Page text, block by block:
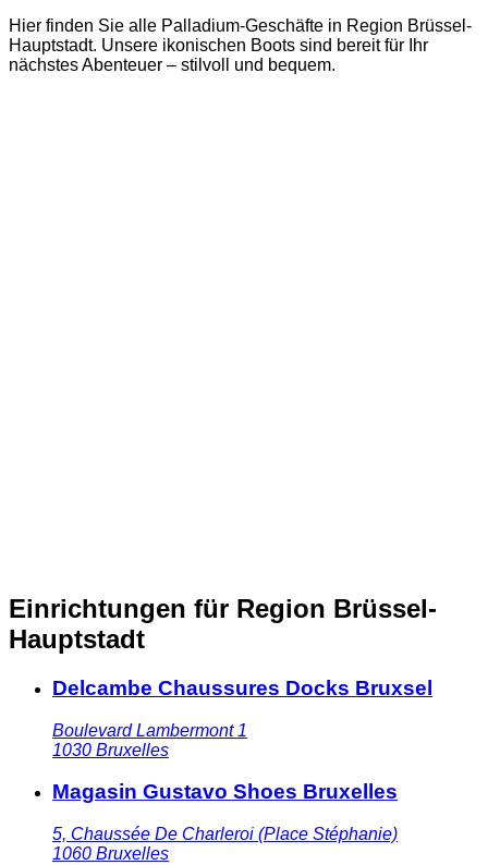
Hier finden Sie alle Palladium-Geschäfte in Region Brüssel-
Hauptstadt. Unsere ikonischen Boots sind bereit für Ihr
nächstes Abenteuer – stilvoll und bequem.
Einrichtungen für Region Brüssel-
Hauptstadt
Delcambe Chaussures Docks Bruxsel
Boulevard Lambermont 1
1030 Bruxelles
Magasin Gustavo Shoes Bruxelles
5, Chaussée De Charleroi (Place Stéphanie)
1060 Bruxelles